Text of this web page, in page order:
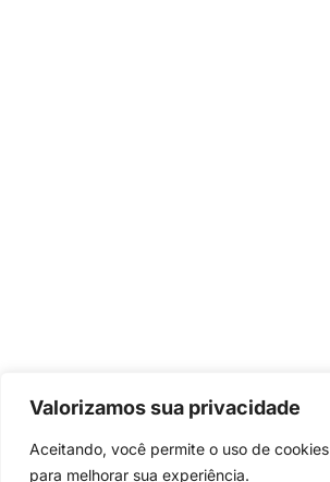
Valorizamos sua privacidade
Aceitando, você permite o uso de cookies
para melhorar sua experiência.